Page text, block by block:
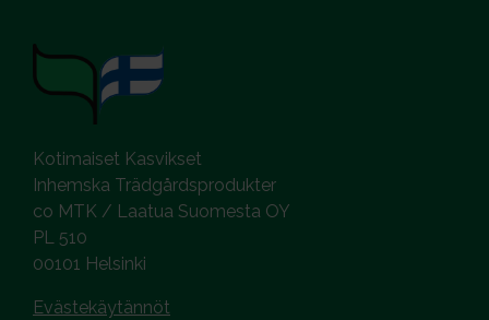
Kotimaiset Kasvikset
Inhemska Trädgårdsprodukter
co MTK / Laatua Suomesta OY
PL 510
00101 Helsinki
Evästekäytännöt